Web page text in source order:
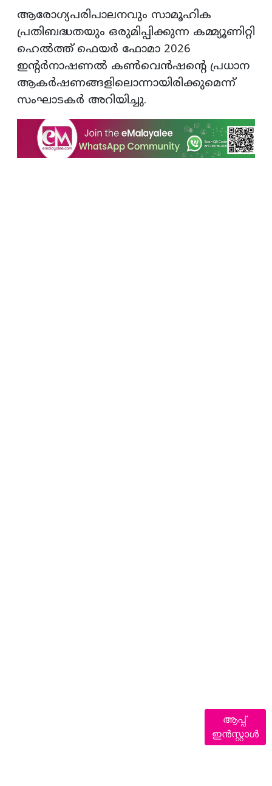
ആരോഗ്യപരിപാലനവും സാമൂഹിക
പ്രതിബദ്ധതയും ഒരുമിപ്പിക്കുന്ന കമ്മ്യൂണിറ്റി
ഹെൽത്ത് ഫെയർ ഫോമാ 2026
ഇന്റർനാഷണൽ കൺവെൻഷന്റെ പ്രധാന
ആകർഷണങ്ങളിലൊന്നായിരിക്കുമെന്ന്
സംഘാടകർ അറിയിച്ചു.
ആപ്പ്
ഇൻസ്റ്റാൾ